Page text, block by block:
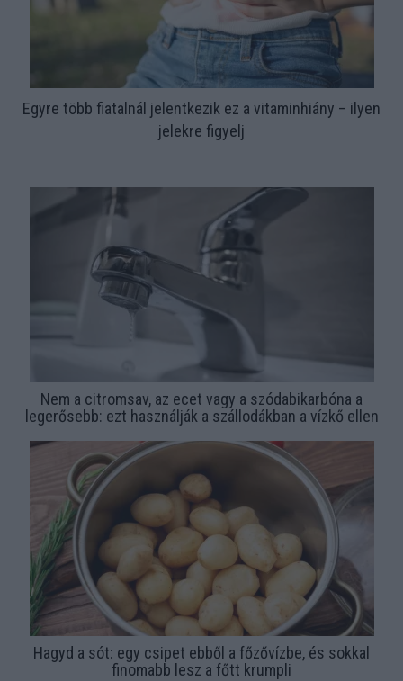
Egyre több fiatalnál jelentkezik ez a vitaminhiány – ilyen
jelekre figyelj
Nem a citromsav, az ecet vagy a szódabikarbóna a
legerősebb: ezt használják a szállodákban a vízkő ellen
Hagyd a sót: egy csipet ebből a főzővízbe, és sokkal
finomabb lesz a főtt krumpli